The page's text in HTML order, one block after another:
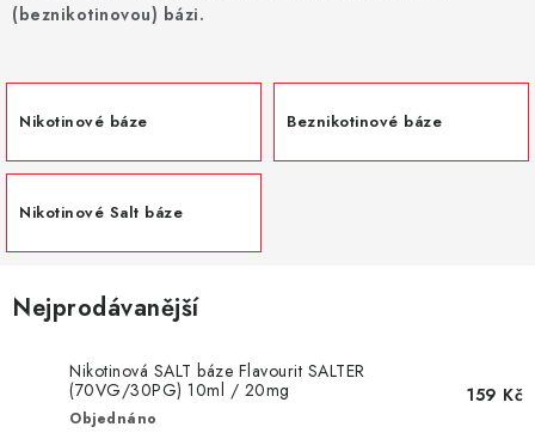
ATOMIZÉRY A CARTRIDGE
DIY
JEDNORÁZOVÉ A DOBÍJECÍ E-CIGARETY
(beznikotinovou) bázi.
Nikotinové báze Beznikotinové báze
Nikotinové Salt báze
Nejprodávanější
Nikotinová SALT báze Flavourit SALTER
(70VG/30PG) 10ml / 20mg
Objednáno
159 Kč